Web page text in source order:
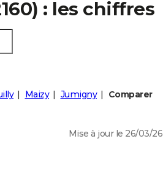
: les chiffres
Maizy Jumigny
Comparer
Mise à jour le 26/03/26